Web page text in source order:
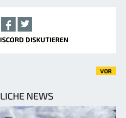
DISKUTIEREN
VOR
NEWS